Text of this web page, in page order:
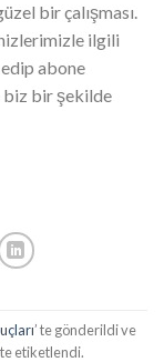
bir çalışması.
ilgili
abone
biz bir şekilde
’ te gönderildi ve
te etiketlendi.